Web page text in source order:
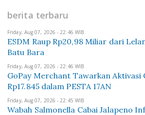
berita terbaru
Friday, Aug 07, 2026 - 22:46 WIB
ESDM Raup Rp20,98 Miliar dari
Batu Bara
Friday, Aug 07, 2026 - 22:46 WIB
GoPay Merchant Tawarkan Aktivasi
Rp17.845 dalam PESTA 17AN
Friday, Aug 07, 2026 - 22:45 WIB
Wabah Salmonella Cabai Jalapeno